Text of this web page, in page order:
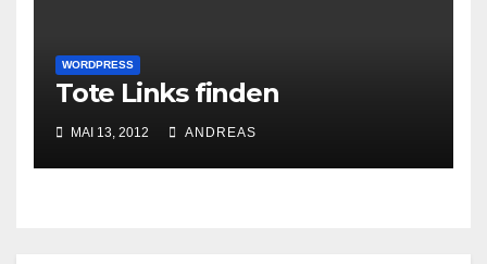
WORDPRESS
Tote Links finden
MAI 13, 2012 ANDREAS